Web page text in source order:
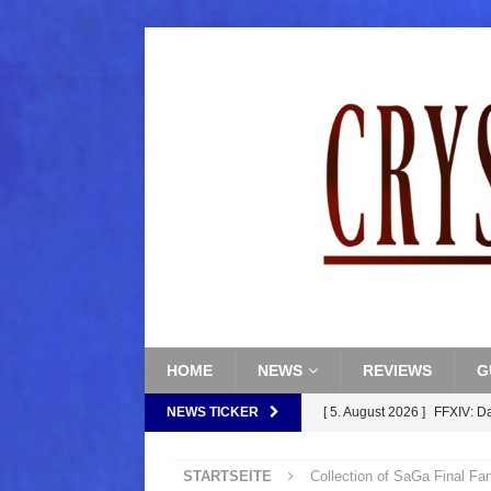
HOME NEWS REVIEWS
NEWS TICKER [ 5. August 2026 ] FFXIV:
FFXIV:
STARTSEITE Collection of SaGa Final